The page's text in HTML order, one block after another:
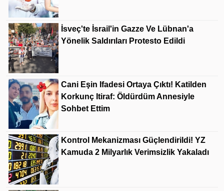
İsveç'te İsrail'in Gazze Ve Lübnan'a
Yönelik Saldırıları Protesto Edildi
Cani Eşin Ifadesi Ortaya Çıktı! Katilden
Korkunç Itiraf: Öldürdüm Annesiyle
Sohbet Ettim
Kontrol Mekanizması Güçlendirildi! YZ
Kamuda 2 Milyarlık Verimsizlik Yakaladı